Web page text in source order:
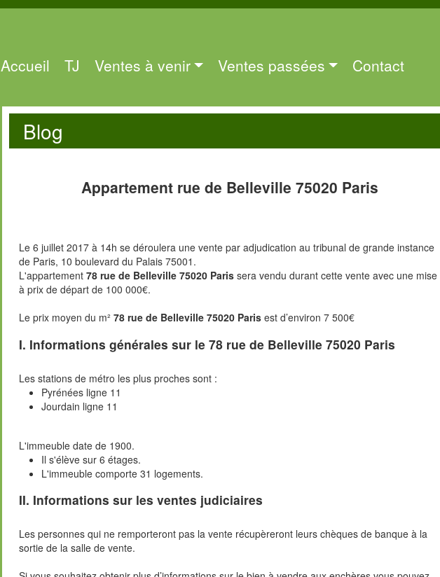
Accueil TJ Ventes à venir Ventes passées Contact
Blog
Appartement rue de Belleville 75020 Paris
Le 6 juillet 2017 à 14h se déroulera une vente par adjudication au tribunal de grande instance
de Paris, 10 boulevard du Palais 75001.
L'appartement78 rue de Belleville 75020 Parissera vendu durant cette vente avec une mise
à prix de départ de 100 000€.
Le prix moyen du m²78 rue de Belleville 75020 Parisest d’environ 7 500€
I. Informations générales sur le78 rue de Belleville 75020 Paris
Les stations de métro les plus proches sont :
Pyrénées ligne 11
Jourdain ligne 11
L'immeuble date de 1900.
Il s'élève sur 6 étages.
L'immeuble comporte 31 logements.
II. Informations sur les ventes judiciaires
Les personnes qui ne remporteront pas la vente récupèreront leurs chèques de banque à la
sortie de la salle de vente.